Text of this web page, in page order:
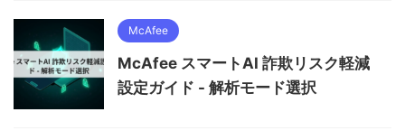
McAfee
McAfee スマートAI 詐欺リスク軽減
設定ガイド - 解析モード選択